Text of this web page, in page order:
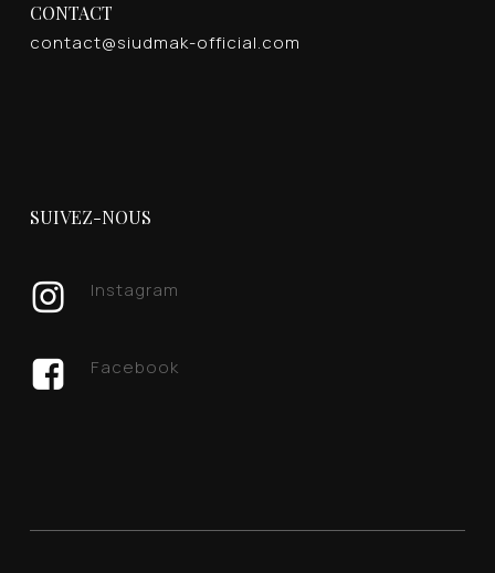
CONTACT
contact@siudmak-official.com
SUIVEZ-NOUS
Instagram
Facebook